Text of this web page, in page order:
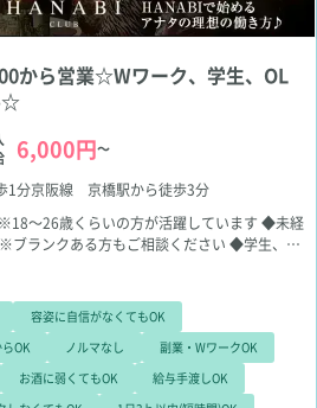
から営業☆Wワーク、学生、OL
☆
6,000円～
1分京阪線 京橋駅から徒歩3分
※18～26歳くらいの方が活躍しています ◆未経
※ブランクある方もご相談ください ◆学生、
容姿に自信がなくてもOK
OK ノルマなし
副業・WワークOK
お酒に弱くてもOK
給与手渡しOK